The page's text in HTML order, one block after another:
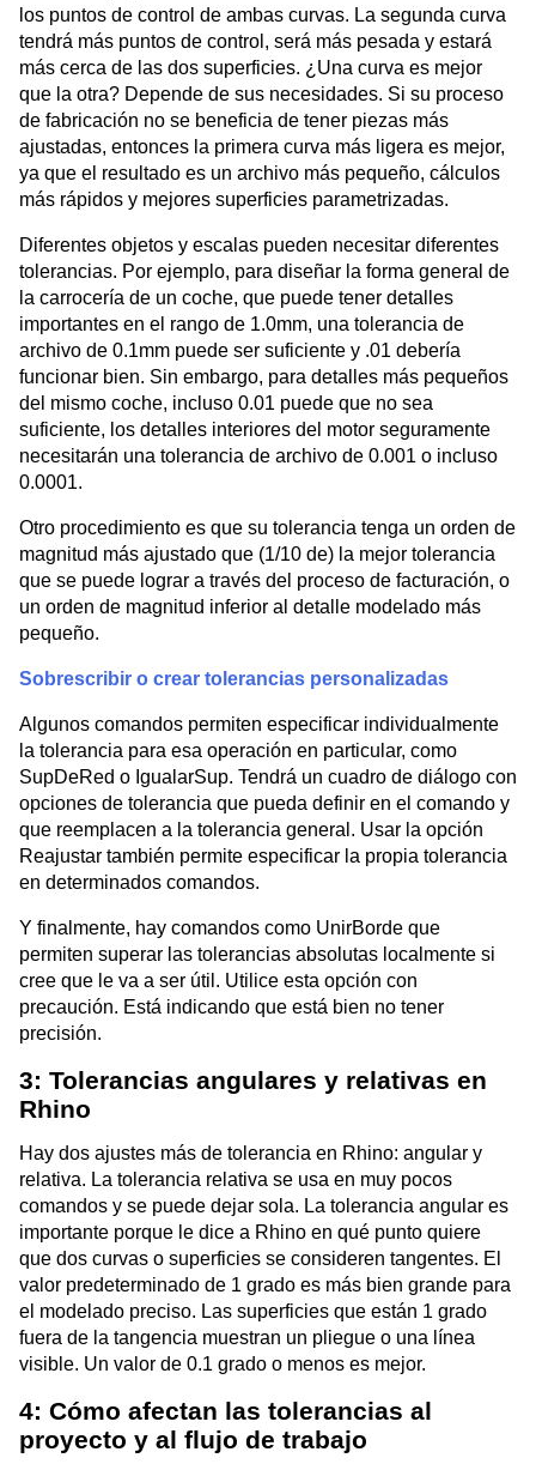
los puntos de control de ambas curvas. La segunda curva
tendrá más puntos de control, será más pesada y estará
más cerca de las dos superficies. ¿Una curva es mejor
que la otra? Depende de sus necesidades. Si su proceso
de fabricación no se beneficia de tener piezas más
ajustadas, entonces la primera curva más ligera es mejor,
ya que el resultado es un archivo más pequeño, cálculos
más rápidos y mejores superficies parametrizadas.
Diferentes objetos y escalas pueden necesitar diferentes
tolerancias. Por ejemplo, para diseñar la forma general de
la carrocería de un coche, que puede tener detalles
importantes en el rango de 1.0mm, una tolerancia de
archivo de 0.1mm puede ser suficiente y .01 debería
funcionar bien. Sin embargo, para detalles más pequeños
del mismo coche, incluso 0.01 puede que no sea
suficiente, los detalles interiores del motor seguramente
necesitarán una tolerancia de archivo de 0.001 o incluso
0.0001.
Otro procedimiento es que su tolerancia tenga un orden de
magnitud más ajustado que (1/10 de) la mejor tolerancia
que se puede lograr a través del proceso de facturación, o
un orden de magnitud inferior al detalle modelado más
pequeño.
Sobrescribir o crear tolerancias personalizadas
Algunos comandos permiten especificar individualmente
la tolerancia para esa operación en particular, como
SupDeRed o IgualarSup. Tendrá un cuadro de diálogo con
opciones de tolerancia que pueda definir en el comando y
que reemplacen a la tolerancia general. Usar la opción
Reajustar también permite especificar la propia tolerancia
en determinados comandos.
Y finalmente, hay comandos como UnirBorde que
permiten superar las tolerancias absolutas localmente si
cree que le va a ser útil. Utilice esta opción con
precaución. Está indicando que está bien no tener
precisión.
3: Tolerancias angulares y relativas en
Rhino
Hay dos ajustes más de tolerancia en Rhino: angular y
relativa. La tolerancia relativa se usa en muy pocos
comandos y se puede dejar sola. La tolerancia angular es
importante porque le dice a Rhino en qué punto quiere
que dos curvas o superficies se consideren tangentes. El
valor predeterminado de 1 grado es más bien grande para
el modelado preciso. Las superficies que están 1 grado
fuera de la tangencia muestran un pliegue o una línea
visible. Un valor de 0.1 grado o menos es mejor.
4: Cómo afectan las tolerancias al
proyecto y al flujo de trabajo